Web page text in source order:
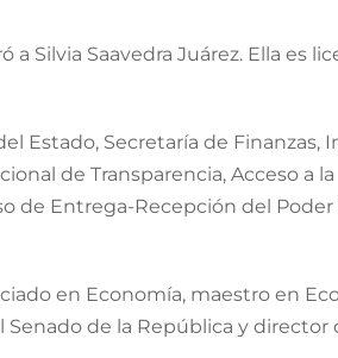
Silvia Saavedra Juárez. Ella es
Estado, Secretaría de Finanzas,
de Transparencia, Acceso a la
de Entrega-Recepción del
en Economía, maestro en
de la República y director